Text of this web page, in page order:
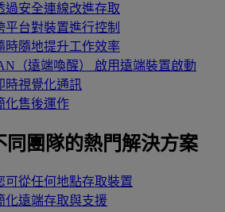
過安全連線改進存取
平台對裝置進行控制
時隨地提升工作效率
（遠端喚醒）
啟用遠端裝置啟動
時視覺化通訊
化售後運作
同團隊的熱門解決方案
可從任何地點存取裝置
化遠端存取與支援